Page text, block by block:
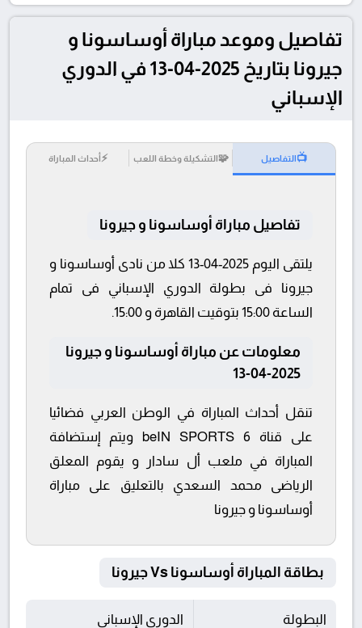
تفاصيل وموعد مباراة أوساسونا و
جيرونا بتاريخ 2025-04-13 في الدوري
الإسباني
📺التفاصيل 🧩التشكيلة وخطة اللعب ⚡أحداث المباراة
تفاصيل مباراة أوساسونا و جيرونا
يلتقى اليوم 2025-04-13 كلا من نادى أوساسونا و
جيرونا فى بطولة الدوري الإسباني فى تمام
الساعة 15:00 بتوقيت القاهرة و 15:00.
معلومات عن مباراة أوساسونا و جيرونا
2025-04-13
تنقل أحداث المباراة في الوطن العربي فضائيا
على قناة beIN SPORTS 6 ويتم إستضافة
المباراة في ملعب أل سادار و يقوم المعلق
الرياضى محمد السعدي بالتعليق على مباراة
أوساسونا و جيرونا
بطاقة المباراة أوساسونا Vs جيرونا
البطولة الدوري الإسباني